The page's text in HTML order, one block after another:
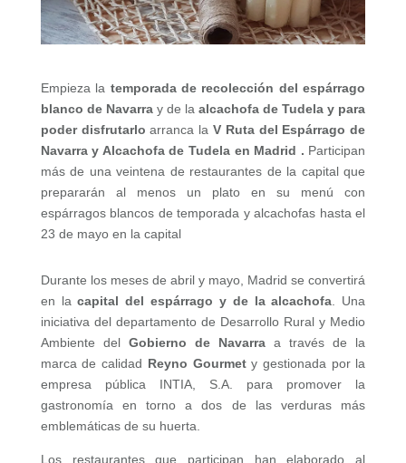
Empieza la temporada de recolección del espárrago
blanco de Navarray de laalcachofa de Tudela y para
poder disfrutarlo arranca laV Ruta del Espárrago de
Navarra y Alcachofa de Tudela en Madrid . Participan
más de una veintena de restaurantes de la capital que
prepararán al menos un plato en su menú con
espárragos blancos de temporada y alcachofas hasta el
23 de mayo en la capital
Durante los meses de abril y mayo, Madrid se convertirá
en lacapital del espárrago y de la alcachofa . Una
iniciativa del departamento de Desarrollo Rural y Medio
Ambiente del Gobierno de Navarra a través de la
marca de calidad Reyno Gourmety gestionada por la
empresa pública INTIA, S.A. para promover la
gastronomía en torno a dos de las verduras más
emblemáticas de su huerta.
Los restaurantes que participan han elaborado al